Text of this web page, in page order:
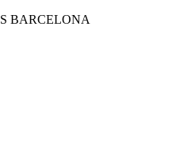
BARCELONA